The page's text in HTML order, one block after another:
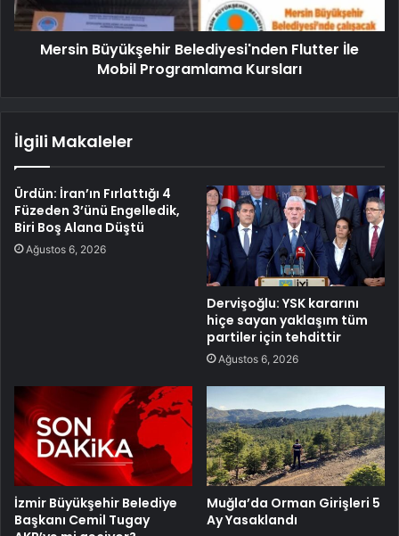
Mersin Büyükşehir Belediyesi'nden Flutter İle
Mobil Programlama Kursları
İlgili Makaleler
Ürdün: İran’ın Fırlattığı 4
Füzeden 3’ünü Engelledik,
Biri Boş Alana Düştü
Ağustos 6, 2026
Dervişoğlu: YSK kararını
hiçe sayan yaklaşım tüm
partiler için tehdittir
Ağustos 6, 2026
İzmir Büyükşehir Belediye
Başkanı Cemil Tugay
Muğla’da Orman Girişleri 5
Ay Yasaklandı